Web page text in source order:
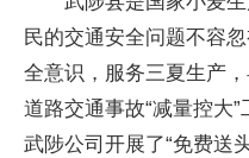
民的交通安全问题不容
全意识，服务三夏生产
道路交通事故“减量控大
武陟公司开展了“免费送